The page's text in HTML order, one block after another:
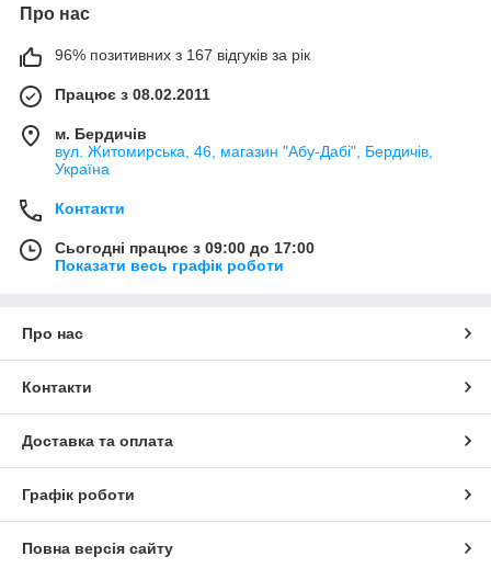
Про нас
96% позитивних з 167 відгуків за рік
Працює з 08.02.2011
м. Бердичів
вул. Житомирська, 46, магазин "Абу-Дабі", Бердичів,
Україна
Контакти
Сьогодні працює з 09:00 до 17:00
Показати весь графік роботи
Про нас
Контакти
Доставка та оплата
Графік роботи
Повна версія сайту